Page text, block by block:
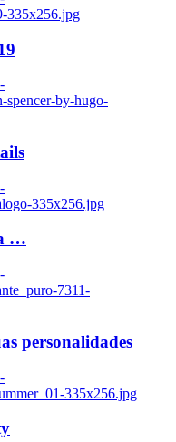
335x256.jpg
spencer-by-hugo-
335x256.jpg
…
7311-
personalidades
335x256.jpg